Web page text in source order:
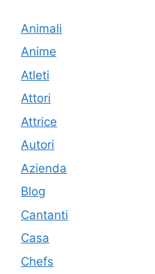
Animali
Anime
Atleti
Attori
Attrice
Autori
Azienda
Blog
Cantanti
Casa
Chefs